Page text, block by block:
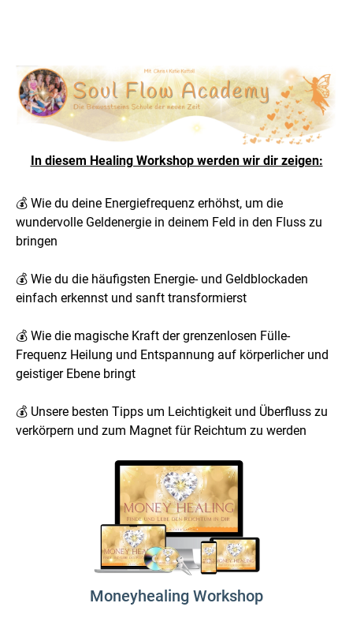
In diesem Healing Workshop werden wir dir zeigen:
💰 Wie du deine Energiefrequenz erhöhst, um die
wundervolle Geldenergie in deinem Feld in den Fluss zu
bringen
💰 Wie du die häufigsten Energie- und Geldblockaden
einfach erkennst und sanft transformierst
💰 Wie die magische Kraft der grenzenlosen Fülle-
Frequenz Heilung und Entspannung auf körperlicher und
geistiger Ebene bringt
💰 Unsere besten Tipps um Leichtigkeit und Überfluss zu
verkörpern und zum Magnet für Reichtum zu werden
Moneyhealing Workshop